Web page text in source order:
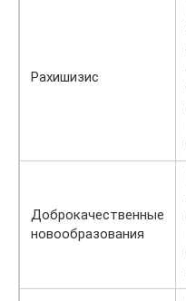
Рахишизис
Доброкачественные
новообразования